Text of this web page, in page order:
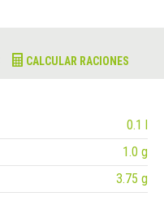
CALCULAR RACIONES
0.1 l
1.0 g
3.75 g